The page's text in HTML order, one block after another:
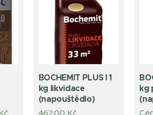
BOCHEMIT PLUS I 1
kg likvidace
(napouštědlo)
462,00 Kč
kg